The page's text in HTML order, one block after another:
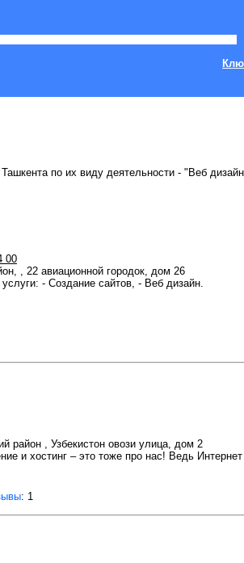
по их виду деятельности - "Веб
00
, 22 авиационной городок, дом 26
- Создание сайтов, - Веб дизайн.
район , Узбекистон овози улица, дом 2
и хостинг – это тоже про нас! Ведь
: 1